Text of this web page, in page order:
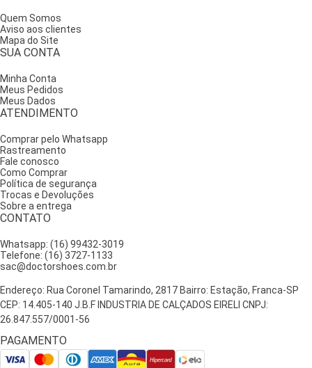
Quem Somos
Aviso aos clientes
Mapa do Site
SUA CONTA
Minha Conta
Meus Pedidos
Meus Dados
ATENDIMENTO
Comprar pelo Whatsapp
Rastreamento
Fale conosco
Como Comprar
Política de segurança
Trocas e Devoluções
Sobre a entrega
CONTATO
Whatsapp: (16) 99432-3019
Telefone: (16) 3727-1133
sac@doctorshoes.com.br
Endereço: Rua Coronel Tamarindo, 2817 Bairro: Estação, Franca-SP
CEP: 14.405-140 J.B.F INDUSTRIA DE CALÇADOS EIRELI CNPJ:
26.847.557/0001-56
PAGAMENTO